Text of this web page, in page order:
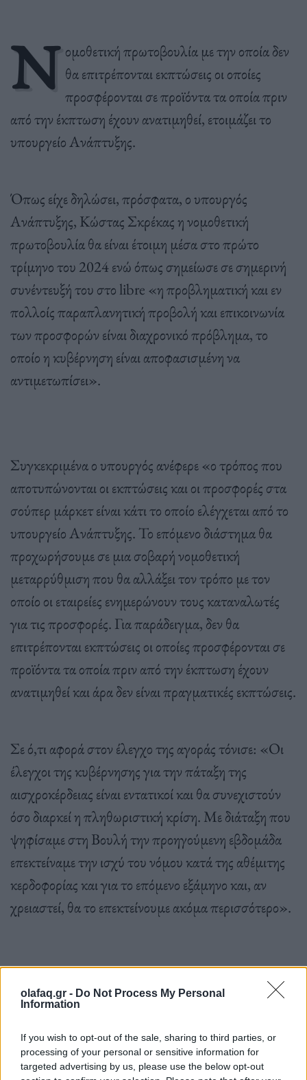
olafaq.gr - Do Not Process My Personal
Information
If you wish to opt-out of the sale, sharing to third parties, or
processing of your personal or sensitive information for
targeted advertising by us, please use the below opt-out
Ν ομοθετική πρωτοβουλία με την οποία δεν
θα επιτρέπονται εκπτώσεις οι οποίες
προσφέρονται σε προϊόντα τα οποία πριν
από την έκπτωση έχουν ανατιμηθεί, ετοιμάζει το
υπουργείο Ανάπτυξης.
Όπως είχε δηλώσει, πρόσφατα, ο υπουργός
Ανάπτυξης, Κώστας Σκρέκας η νομοθετική
πρωτοβουλία θα είναι έτοιμη μέσα στο πρώτο
τρίμηνο του 2024 ενώ όπως σημείωσε σε σημερινή
συνέντευξή του στο libre «η προβληματική και εν
πολλοίς παραπλανητική προβολή και επικοινωνία
των προσφορών είναι διαχρονικό πρόβλημα, το
οποίο η κυβέρνηση είναι αποφασισμένη να
αντιμετωπίσει».
Συγκεκριμένα ο υπουργός ανέφερε «ο τρόπος που
αποτυπώνονται οι εκπτώσεις και οι προσφορές στα
σούπερ μάρκετ είναι κάτι το οποίο ελέγχεται από το
υπουργείο Ανάπτυξης. Το επόμενο διάστημα θα
προχωρήσουμε σε μια σοβαρή νομοθετική
μεταρρύθμιση που θα αλλάξει τον τρόπο με τον
οποίο οι εταιρείες ενημερώνουν τους καταναλωτές
για τις προσφορές. Για παράδειγμα, δεν θα
επιτρέπονται εκπτώσεις οι οποίες προσφέρονται σε
προϊόντα τα οποία πριν από την έκπτωση έχουν
ανατιμηθεί και άρα δεν είναι πραγματικές εκπτώσεις.
Σε ό,τι αφορά στον έλεγχο της αγοράς τόνισε: «Οι
έλεγχοι της κυβέρνησης για την πάταξη της
αισχροκέρδειας είναι εντατικοί και θα συνεχιστούν
όσο διαρκεί η πληθωριστική κρίση. Με διάταξη που
ψηφίσαμε στη Βουλή την προηγούμενη εβδομάδα
επεκτείναμε την ισχύ του νόμου κατά της αθέμιτης
κερδοφορίας και για το επόμενο εξάμηνο και, αν
χρειαστεί, θα το επεκτείνουμε ακόμα περισσότερο».
Πηγή: ΑΠΕ
Ακολουθήστε το OLAFAQ
στο Google News